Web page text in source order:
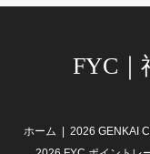
FYC
ホーム 2026 GENKAI